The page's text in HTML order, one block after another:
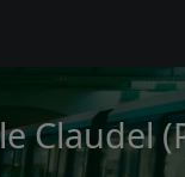
Claudel